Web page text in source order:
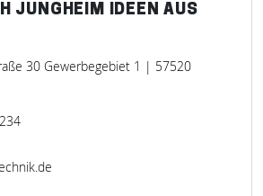
JUNGHEIM IDEEN AUS
30 Gewerbegebiet 1 | 57520